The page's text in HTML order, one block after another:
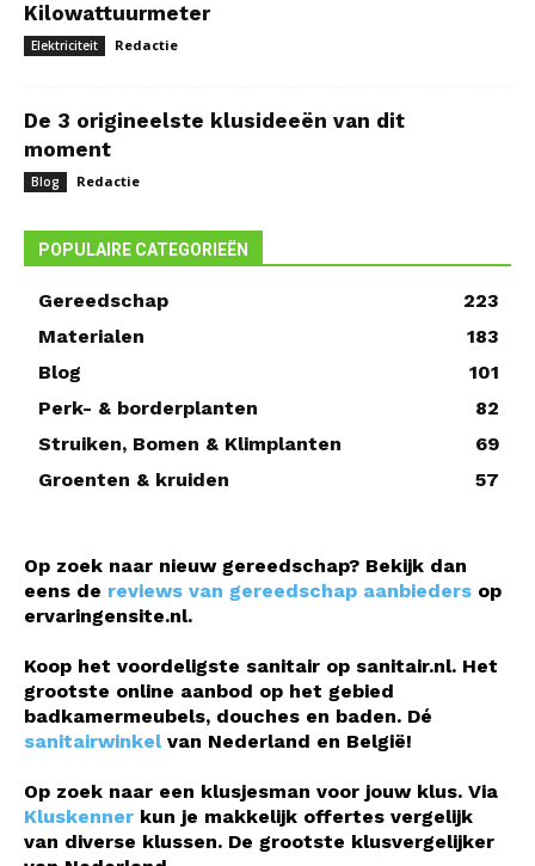
Kilowattuurmeter
Elektriciteit Redactie
De 3 origineelste klusideeën van dit
moment
Blog Redactie
POPULAIRE CATEGORIEËN
Gereedschap
223
Materialen
183
Blog
101
Perk- & borderplanten
82
Struiken, Bomen & Klimplanten
69
Groenten & kruiden
57
Op zoek naar nieuw gereedschap? Bekijk dan
eens de reviews van gereedschap aanbieders op
ervaringensite.nl.
Koop het voordeligste sanitair op sanitair.nl. Het
grootste online aanbod op het gebied
badkamermeubels, douches en baden. Dé
sanitairwinkelvan Nederland en België!
Op zoek naar een klusjesman voor jouw klus. Via
Kluskenner kun je makkelijk offertes vergelijk
van diverse klussen. De grootste klusvergelijker